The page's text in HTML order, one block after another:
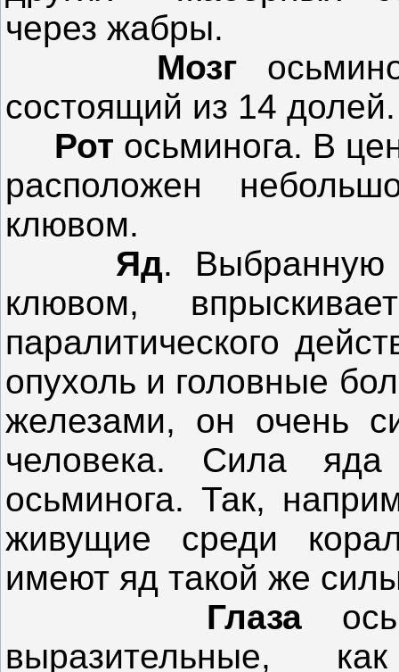
через жабры.
Мозг
состоящий из 14 долей.
Рот осьминога. В
расположен
клювом.
Яд.
клювом,
паралитического
опухоль и головные
железами, он очень
человека. Сила
осьминога. Так,
живущие среди
имеют яд такой же
Глаза
выразительные,